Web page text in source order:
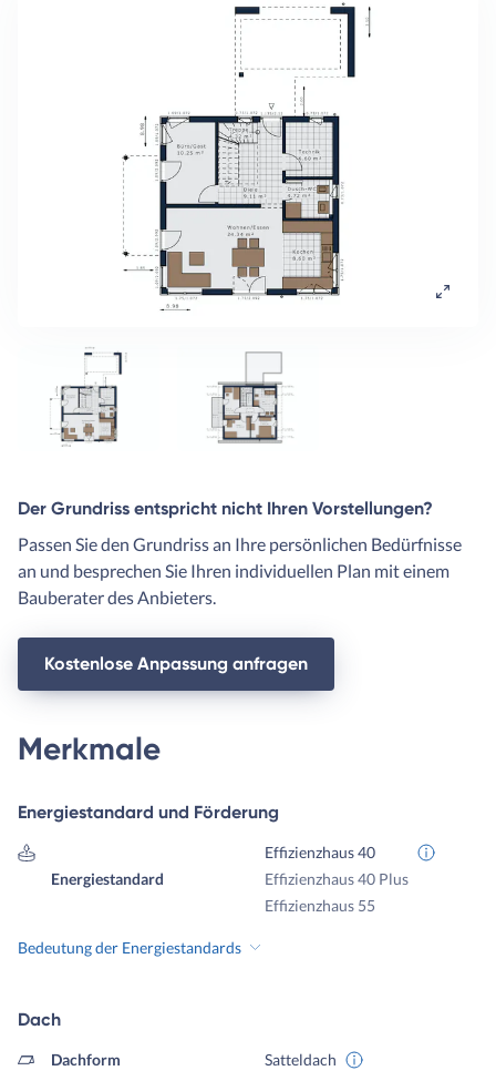
Der Grundriss entspricht nicht Ihren Vorstellungen?
Passen Sie den Grundriss an Ihre persönlichen Bedürfnisse
an und besprechen Sie Ihren individuellen Plan mit einem
Bauberater des Anbieters.
Kostenlose Anpassung anfragen
Merkmale
Energiestandard und Förderung
Energiestandard
Effizienzhaus 40
Effizienzhaus 40 Plus
Effizienzhaus 55
Bedeutung der Energiestandards
Dach
Dachform Satteldach